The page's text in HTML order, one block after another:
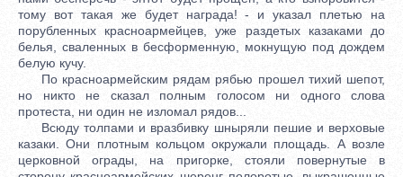
тому вот такая же будет награда! - и указал плетью на
порубленных красноармейцев, уже раздетых казаками до
белья, сваленных в бесформенную, мокнущую под дождем
белую кучу.
По красноармейским рядам рябью прошел тихий шепот,
но никто не сказал полным голосом ни одного слова
протеста, ни один не изломал рядов...
Всюду толпами и вразбивку шныряли пешие и верховые
казаки. Они плотным кольцом окружали площадь. А возле
церковной ограды, на пригорке, стояли повернутые в